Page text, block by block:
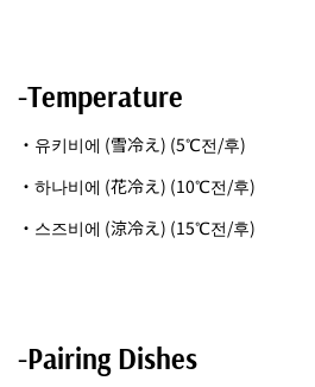
-Temperature
・유키비에 (雪冷え) (5℃전/후)
・하나비에 (花冷え) (10℃전/후)
・스즈비에 (涼冷え) (15℃전/후)
-Pairing Dishes